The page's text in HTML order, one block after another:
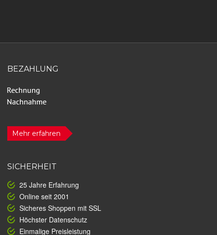
BEZAHLUNG
Mehr erfahren
SICHERHEIT
25 Jahre Erfahrung
Online seit 2001
Sicheres Shoppen mit SSL
Höchster Datenschutz
Einmalige Preisleistung